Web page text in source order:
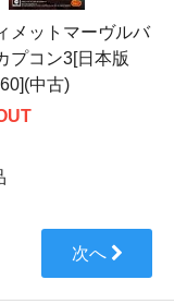
メットマーヴルバ
プコン3[日本版
中古)
次へ